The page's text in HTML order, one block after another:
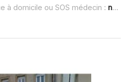
à domicile ou SOS médecin : non renseigné